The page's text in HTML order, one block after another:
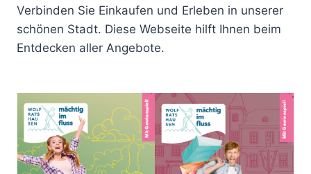
Verbinden Sie Einkaufen und Erleben in unserer
schönen Stadt. Diese Webseite hilft Ihnen beim
Entdecken aller Angebote.